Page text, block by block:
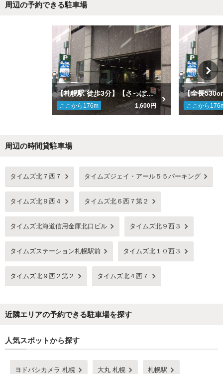
周辺の予約できる駐車場
【札幌駅 徒歩3分】【さっぽろ駅 徒歩8分】【中小車両専用】日本生命札幌北口ビル駐車場
ここから 176m 1,600円 ここから 176
周辺の時間貸駐車場
タイムズ北７西７ タイムズジェイ・アール５５パーキング
タイムズ北９西４ タイムズ北６西７第２
タイムズ北海道信用金庫北口ビル タイムズ北９西３
タイムズステーション札幌駅前 タイムズ北１０西３
タイムズ北９西２第２ タイムズ北４西７
近隣エリアの予約できる駐車場を探す
人気スポットから探す
ヨドバシカメラ 札幌 大丸 札幌 札幌駅